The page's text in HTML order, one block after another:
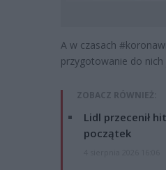
A w czasach #
przygotowanie do
ZOBACZ RÓWNIEŻ:
Lidl przecenił
początek